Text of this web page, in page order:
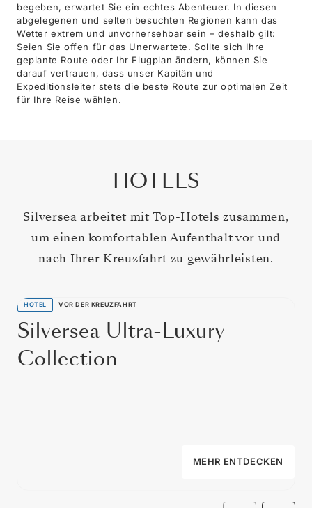
begeben, erwartet Sie ein echtes Abenteuer. In diesen
abgelegenen und selten besuchten Regionen kann das
Wetter extrem und unvorhersehbar sein – deshalb gilt:
Seien Sie offen für das Unerwartete. Sollte sich Ihre
geplante Route oder Ihr Flugplan ändern, können Sie
darauf vertrauen, dass unser Kapitän und
Expeditionsleiter stets die beste Route zur optimalen Zeit
für Ihre Reise wählen.
HOTELS
Silversea arbeitet mit Top-Hotels zusammen,
um einen komfortablen Aufenthalt vor und
nach Ihrer Kreuzfahrt zu gewährleisten.
HOTEL VOR DER KREUZFAHRT
Silversea Ultra-Luxury
Collection
MEHR ENTDECKEN